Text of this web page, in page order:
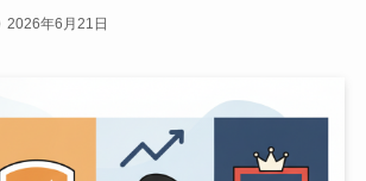
2026年6月21日